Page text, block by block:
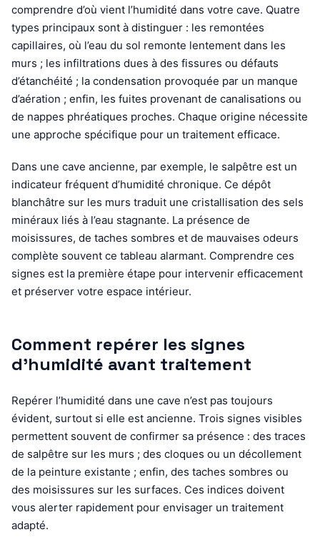
comprendre d’où vient l’humidité dans votre cave. Quatre
types principaux sont à distinguer : les remontées
capillaires, où l’eau du sol remonte lentement dans les
murs ; les infiltrations dues à des fissures ou défauts
d’étanchéité ; la condensation provoquée par un manque
d’aération ; enfin, les fuites provenant de canalisations ou
de nappes phréatiques proches. Chaque origine nécessite
une approche spécifique pour un traitement efficace.
Dans une cave ancienne, par exemple, le salpêtre est un
indicateur fréquent d’humidité chronique. Ce dépôt
blanchâtre sur les murs traduit une cristallisation des sels
minéraux liés à l’eau stagnante. La présence de
moisissures, de taches sombres et de mauvaises odeurs
complète souvent ce tableau alarmant. Comprendre ces
signes est la première étape pour intervenir efficacement
et préserver votre espace intérieur.
Comment repérer les signes
d’humidité avant traitement
Repérer l’humidité dans une cave n’est pas toujours
évident, surtout si elle est ancienne. Trois signes visibles
permettent souvent de confirmer sa présence : des traces
de salpêtre sur les murs ; des cloques ou un décollement
de la peinture existante ; enfin, des taches sombres ou
des moisissures sur les surfaces. Ces indices doivent
vous alerter rapidement pour envisager un traitement
adapté.